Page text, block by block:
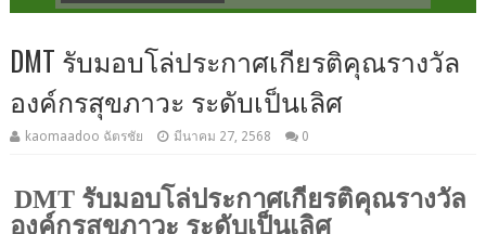
DMT รับมอบโล่ประกาศเกียรติคุณรางวัล
องค์กรสุขภาวะ ระดับเป็นเลิศ
kaomaadoo ฉัตรชัย มีนาคม 27, 2568 0
DMT รับมอบโล่ประกาศเกียรติคุณรางวัล
องค์กรสุขภาวะ ระดับเป็นเลิศ